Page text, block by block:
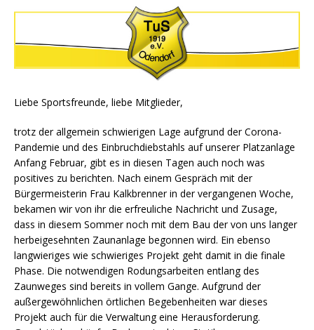
Liebe Sportsfreunde, liebe Mitglieder,
trotz der allgemein schwierigen Lage aufgrund der Corona-
Pandemie und des Einbruchdiebstahls auf unserer Platzanlage
Anfang Februar, gibt es in diesen Tagen auch noch was
positives zu berichten. Nach einem Gespräch mit der
Bürgermeisterin Frau Kalkbrenner in der vergangenen Woche,
bekamen wir von ihr die erfreuliche Nachricht und Zusage,
dass in diesem Sommer noch mit dem Bau der von uns langer
herbeigesehnten Zaunanlage begonnen wird. Ein ebenso
langwieriges wie schwieriges Projekt geht damit in die finale
Phase. Die notwendigen Rodungsarbeiten entlang des
Zaunweges sind bereits in vollem Gange. Aufgrund der
außergewöhnlichen örtlichen Begebenheiten war dieses
Projekt auch für die Verwaltung eine Herausforderung.